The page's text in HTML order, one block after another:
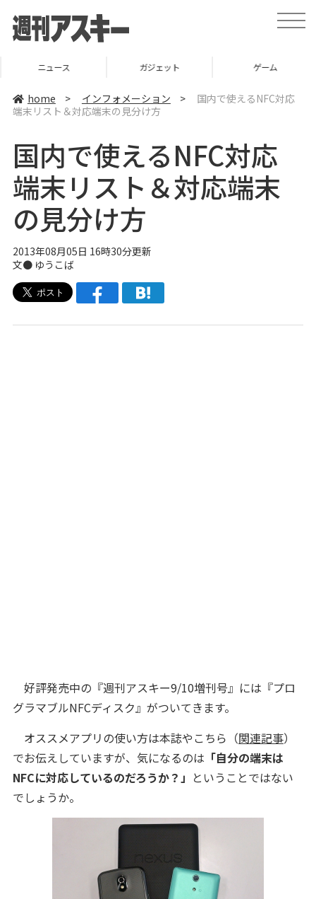
t
o
a
v
ニュース ガジェット ゲーム
home > インフォメーション >
国内で使えるNFC対応
端末リスト＆対応端末の見分け方
国内で使えるNFC対応
端末リスト＆対応端末
の見分け方
2013年08月05日 16時30分更新
文● ゆうこば
好評発売中の『週刊アスキー9/10増刊号』には『プロ
グラマブルNFCディスク』がついてきます。
オススメアプリの使い方は本誌やこちら（関連記事）
でお伝えしていますが、気になるのは 「自分の端末は
NFCに対応しているのだろうか？」 ということではない
でしょうか。